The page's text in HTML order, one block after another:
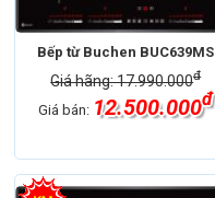
Bếp từ Buchen BUC639MS
Giá hãng: 17.990.000đ
Giá bán: 12.500.000đ